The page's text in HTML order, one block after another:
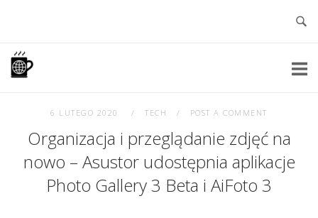
content
Home
6 LUTEGO 2020 TECH POST A COMMENT
Organizacja i przeglądanie zdjęć na
nowo – Asustor udostępnia aplikacje
Photo Gallery 3 Beta i AiFoto 3